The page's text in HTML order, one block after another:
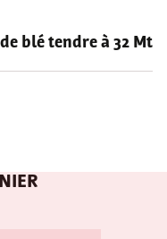
blé tendre à 32 Mt